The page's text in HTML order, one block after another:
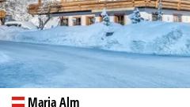
Maria Alm